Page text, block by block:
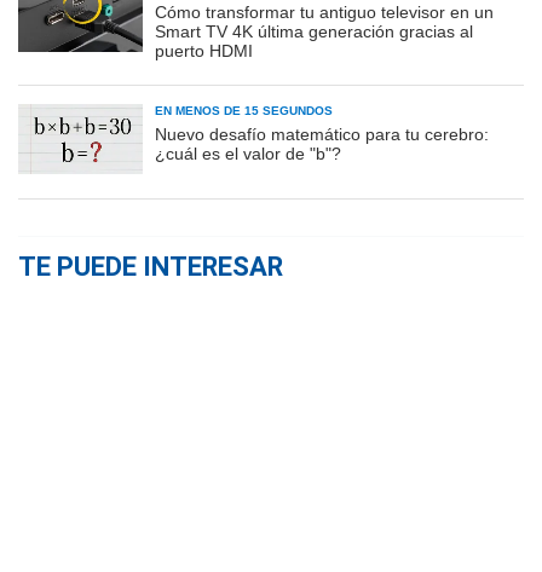
Cómo transformar tu antiguo televisor en un
Smart TV 4K última generación gracias al
puerto HDMI
EN MENOS DE 15 SEGUNDOS
Nuevo desafío matemático para tu cerebro:
¿cuál es el valor de "b"?
TE PUEDE INTERESAR